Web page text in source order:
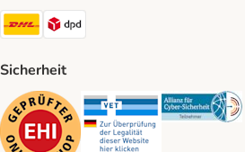
DHL Shipping Method
Sicherheit
Security Security